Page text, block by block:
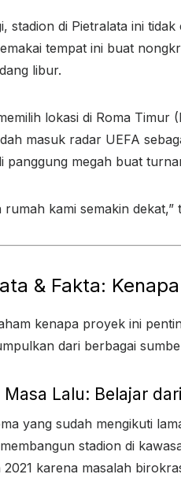
stadion di Pietralata ini
tempat ini buat
libur.
lokasi di Roma
masuk radar UEFA
panggung megah buat
rumah kami semakin
& Fakta:
kenapa proyek ini
dari berbagai
Masa Lalu: Belajar
yang sudah mengikuti
stadion di
karena masalah